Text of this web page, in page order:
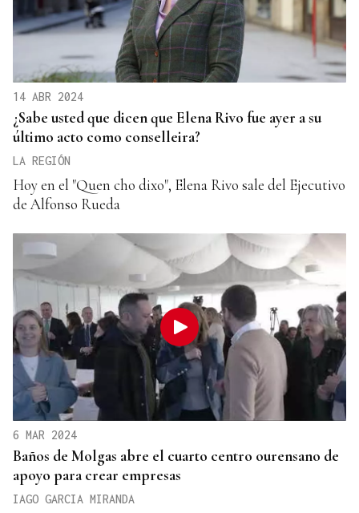
14 ABR 2024
¿Sabe usted que dicen que Elena Rivo fue ayer a su
último acto como conselleira?
LA REGIÓN
Hoy en el "Quen cho dixo", Elena Rivo sale del Ejecutivo
de Alfonso Rueda
6 MAR 2024
Baños de Molgas abre el cuarto centro ourensano de
apoyo para crear empresas
IAGO GARCIA MIRANDA